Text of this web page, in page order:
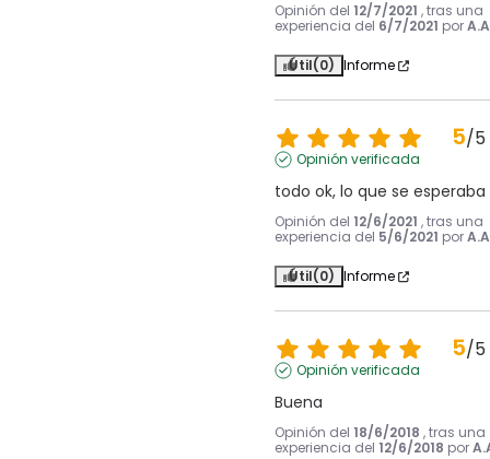
Opinión del 12/7/2021 , tras una
experiencia del 6/7/2021 por
Útil(0) Informe
5/5
Opinión verificada
todo ok, lo que se esperaba
Opinión del 12/6/2021 , tras una
experiencia del 5/6/2021 por
Útil(0) Informe
5/5
Opinión verificada
Buena
Opinión del 18/6/2018 , tras una
experiencia del 12/6/2018 por